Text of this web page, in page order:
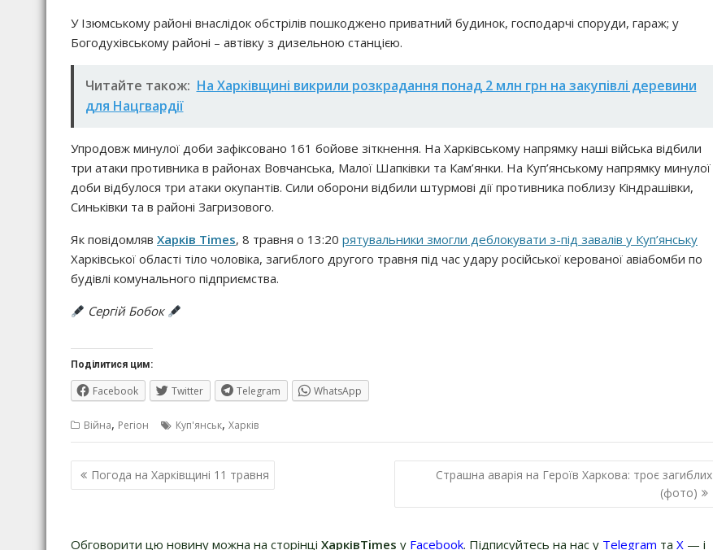
У Ізюмському районі внаслідок обстрілів пошкоджено приватний будинок, господарчі споруди, гараж; у
Богодухівському районі – автівку з дизельною станцією.
Читайте також: На Харківщині викрили розкрадання понад 2 млн грн на закупівлі деревини
для Нацгвардії
Упродовж минулої доби зафіксовано 161 бойове зіткнення. На Харківському напрямку наші війська відбили
три атаки противника в районах Вовчанська, Малої Шапківки та Кам’янки. На Куп’янському напрямку минулої
доби відбулося три атаки окупантів. Сили оборони відбили штурмові дії противника поблизу Кіндрашівки,
Синьківки та в районі Загризового.
Як повідомляв Харків Times, 8 травня о 13:20 рятувальники змогли деблокувати з-під завалів у Куп’янську
Харківської області тіло чоловіка, загиблого другого травня під час удару російської керованої авіабомби по
будівлі комунального підприємства.
Сергій Бобок
Поділитися цим:
Facebook Twitter Telegram WhatsApp
Війна, Регіон Куп'янськ, Харків
Навігація
записів
Погода на Харківщині 11 травня
Страшна аварія на Героїв Харкова: троє загиблих
(фото)
Обговорити цю новину можна на сторінці ХарківTimes у Facebook. Підписуйтесь на нас у Telegram та Х — і